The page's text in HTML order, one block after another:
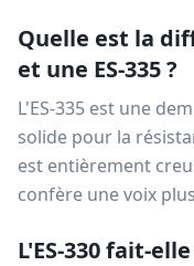
Quelle est la
et une ES-335 ?
L'ES-335 est une
solide pour la
est entièrement
confère une voix
L'ES-330 fait-